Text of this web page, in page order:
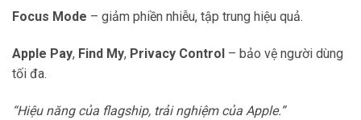
Focus Mode – giảm phiền nhiễu, tập trung hiệu quả.
Apple Pay, Find My, Privacy Control – bảo vệ người dùng
tối đa.
“Hiệu năng của flagship, trải nghiệm của Apple.”